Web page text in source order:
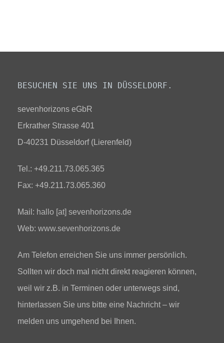
BESUCHEN SIE UNS IN DÜSSELDORF.
sevenhorizons eGbR
Erkrather Strasse 401
D-40231 Düsseldorf (Lierenfeld)
Tel.: +49.211.73.065.365
Fax: +49.211.73.065.360
Mail: hallo [at] sevenhorizons.de
Web: www.sevenhorizons.de
Am Telefon erreichen Sie uns immer persönlich.
Sollten wir doch mal nicht direkt reagieren können,
weil wir z.B. in Terminen oder unterwegs sind,
hinterlassen Sie uns bitte eine Nachricht – wir
melden uns umgehend bei Ihnen.